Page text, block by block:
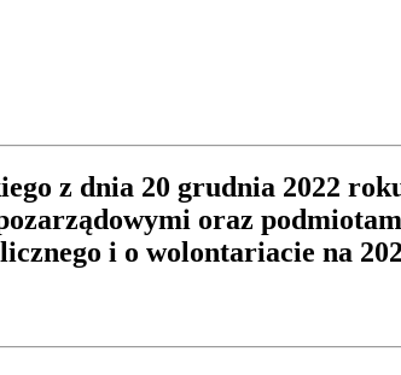
z dnia 20 grudnia 2022
oraz
i o wolontariacie na